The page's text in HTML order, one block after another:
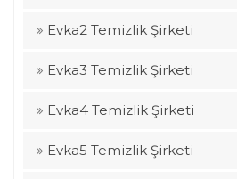
Evka2 Temizlik Şirketi
Evka3 Temizlik Şirketi
Evka4 Temizlik Şirketi
Evka5 Temizlik Şirketi